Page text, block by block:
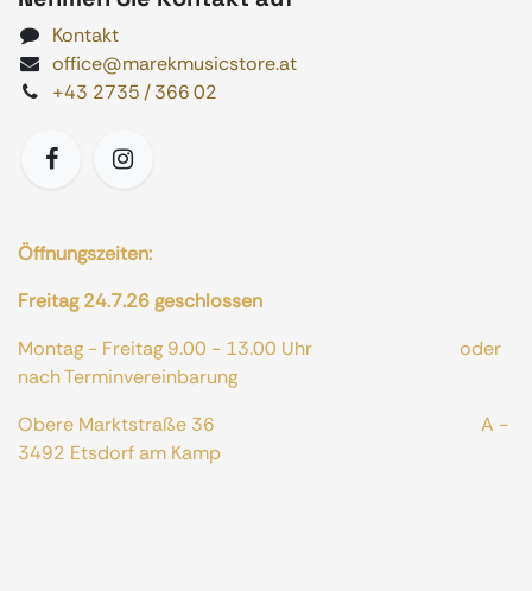
Kontakt
office@marekmusicstore.at
+43 2735 / 366 02
Öffnungszeiten:
Freitag 24.7.26 geschlossen
Montag - Freitag 9.00 - 13.00 Uhr oder
nach Terminvereinbarung
Obere Marktstraße 36 A -
3492 Etsdorf am Kamp